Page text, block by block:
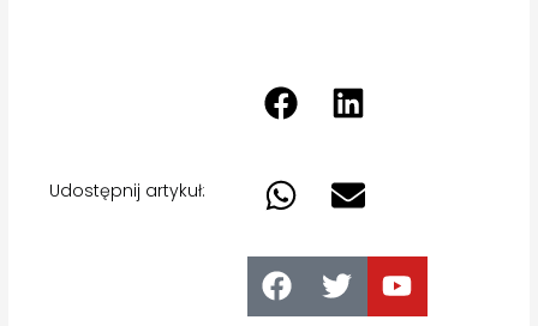
Udostępnij artykuł: